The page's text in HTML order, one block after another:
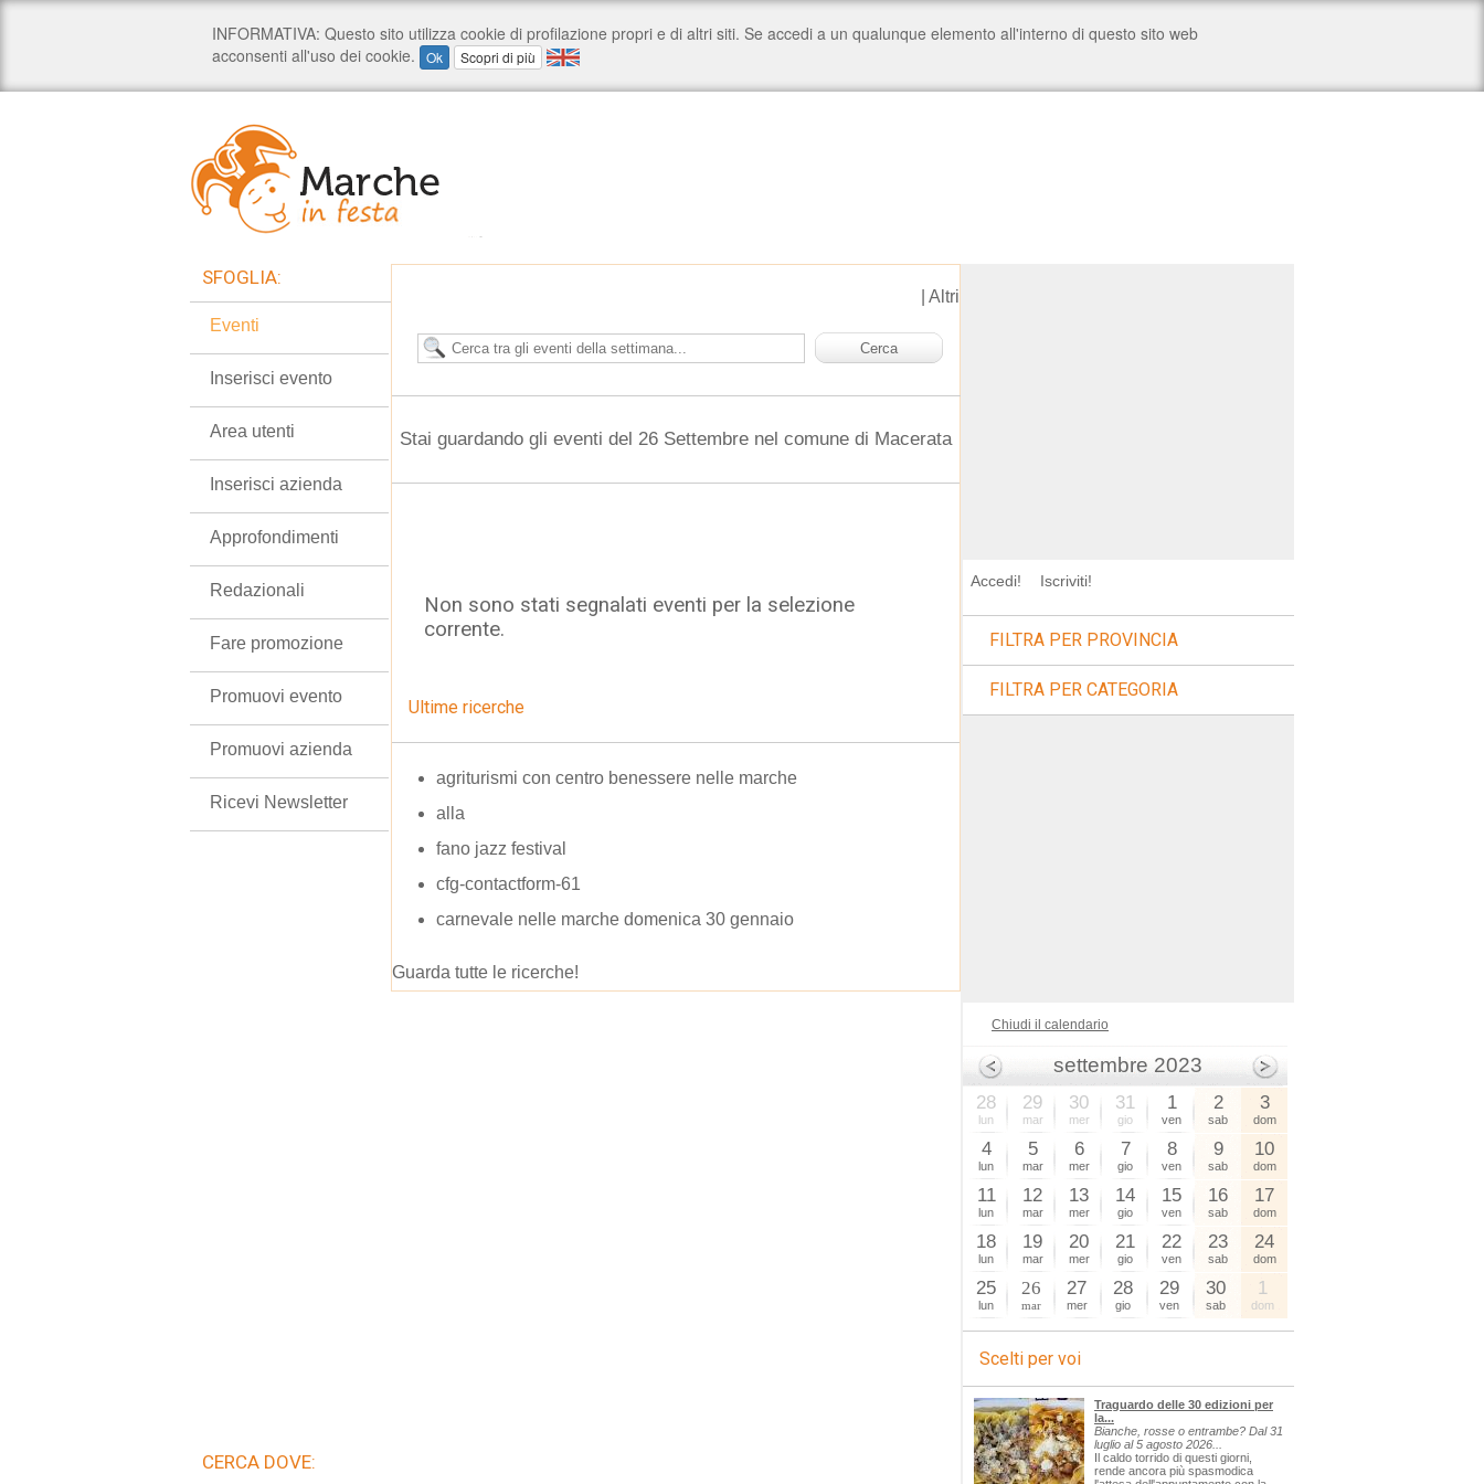
Altri
Stai guardando gli eventi del 26 Settembre nel comune di Macerata
Non sono stati segnalati eventi per la selezione
corrente.
Ultime ricerche
agriturismi con centro benessere nelle marche
alla
fano jazz festival
cfg-contactform-61
carnevale nelle marche domenica 30 gennaio
Guarda tutte le ricerche!
SFOGLIA:
Eventi
Inserisci evento
Area utenti
Inserisci azienda
Approfondimenti
Redazionali
Fare promozione
Promuovi evento
Promuovi azienda
Ricevi Newsletter
CERCA DOVE:
Accedi! Iscriviti!
FILTRA PER PROVINCIA
FILTRA PER CATEGORIA
Chiudi il calendario
settembre 2023
28
lun
29
mar
30
mer
31
gio
1
ven
2
sab
3
dom
4
lun
5
mar
6
mer
7
gio
8
ven
9
sab
10
dom
11
lun
12
mar
13
mer
14
gio
15
ven
16
sab
17
dom
18
lun
19
mar
20
mer
21
gio
22
ven
23
sab
24
dom
25
lun
26
mar
27
mer
28
gio
29
ven
30
sab
1
dom
Scelti per voi
Traguardo delle 30 edizioni per
la...
Bianche, rosse o entrambe? Dal 31
luglio al 5 agosto 2026...
Il caldo torrido di questi giorni,
rende ancora più spasmodica